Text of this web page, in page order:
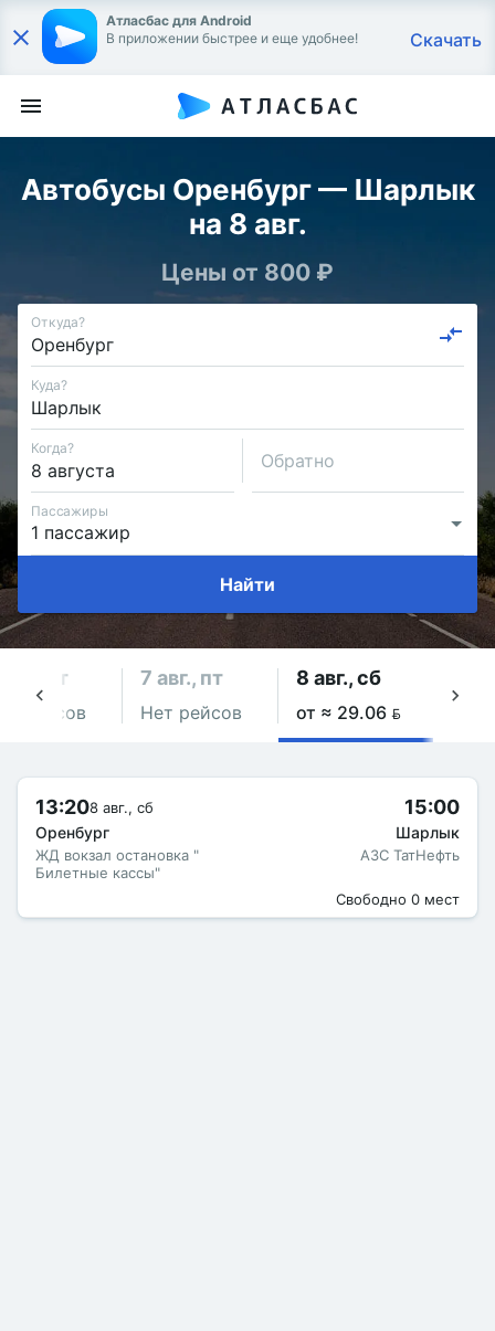
Атласбас для Android
В приложении быстрее и еще удобнее!
Скачать
Автобусы Оренбург — Шарлык
на 8 авг.
Цены от 800 ₽
Откуда?
Куда?
Когда?
Обратно
Пассажиры
Найти
чт
рейсов
7 авг., пт
Нет рейсов
8 авг., сб
от ≈ 29.06 
13:208 авг., сб
Оренбург
ЖД вокзал остановка "
Билетные кассы"
15:00
Шарлык
АЗС ТатНефть
Свободно 0 мест